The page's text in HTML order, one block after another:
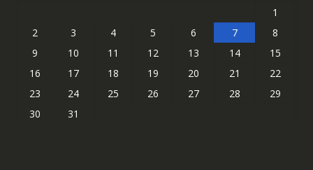
1
2
3 4 5 6 7
8
9
10 11 12 13 14
15
16
17 18 19 20 21
22
23
24 25 26 27 28
29
30
31